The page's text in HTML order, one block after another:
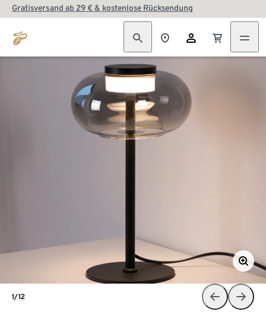
Gratisversand ab 29 € & kostenlose Rücksendung
1/12